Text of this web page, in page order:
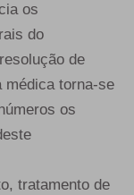
os
do
de
médica torna-se
os
tratamento de